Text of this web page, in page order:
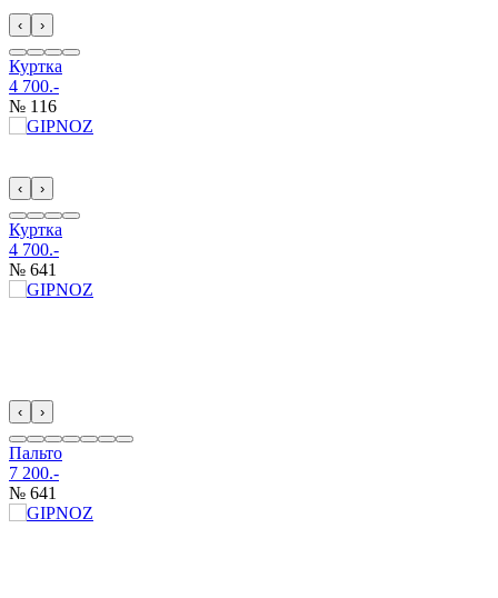
‹ ›
Куртка
4 700.-
№ 116
‹ ›
Куртка
4 700.-
№ 641
‹ ›
Пальто
7 200.-
№ 641